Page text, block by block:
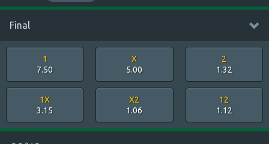
Final
1
7.50
X
5.00
2
1.32
1X
3.15
X2
1.06
12
1.12